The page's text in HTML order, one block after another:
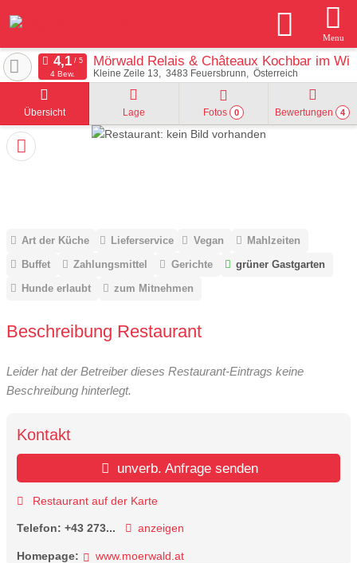
Menu
Mörwald Relais & Châteaux Kochbar im
Kleine Zeile 13 3483 Feuersbrunn Österreich
4 Bew.
Übersicht Lage Fotos 0 Bewertungen 4
Art der Küche Lieferservice Vegan
Mahlzeiten
Buffet
Zahlungsmittel Gerichte
grüner Gastgarten
Hunde erlaubt
zum Mitnehmen
Beschreibung Restaurant
Leider hat der Betreiber dieses Restaurant-Eintrags keine
Beschreibung hinterlegt.
Kontakt
unverb. Anfrage senden
Restaurant auf der Karte
Telefon: +43 273... anzeigen
Homepage: www.moerwald.at